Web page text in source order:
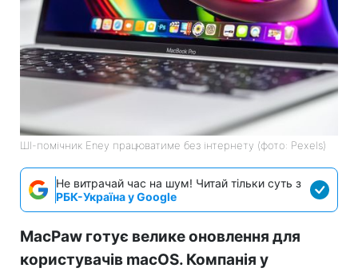
ШІ-помічник Eney працюватиме без інтернету (фото: Pexels)
Не витрачай час на шум! Читай тільки суть з
РБК-Україна у Google
MacPaw готує велике оновлення для
користувачів macOS. Компанія у